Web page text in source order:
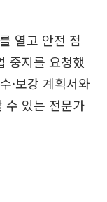
열고 안전 점
중지를 요청했
·보강 계획서와
수 있는 전문가